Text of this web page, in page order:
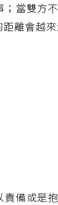
；當雙方
離會越來
責備或是